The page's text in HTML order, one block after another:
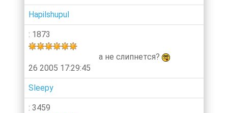
Hapilshupul
: 1873
26 2005 17:29:45
а не слипнется?
Sleepy
: 3459